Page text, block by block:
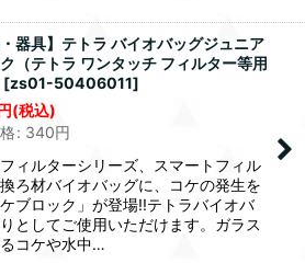
・器具】テトラ バイオバッグジュニア
（テトラ ワンタッチ フィルター等用
[zs01-50406011]
(税込)
: 340円
ィルターシリーズ、スマートフィル
ろ材バイオバッグに、コケの発生を
ブロック」が登場!!テトラバイオバ
としてご使用いただけます。ガラス
コケや水中…